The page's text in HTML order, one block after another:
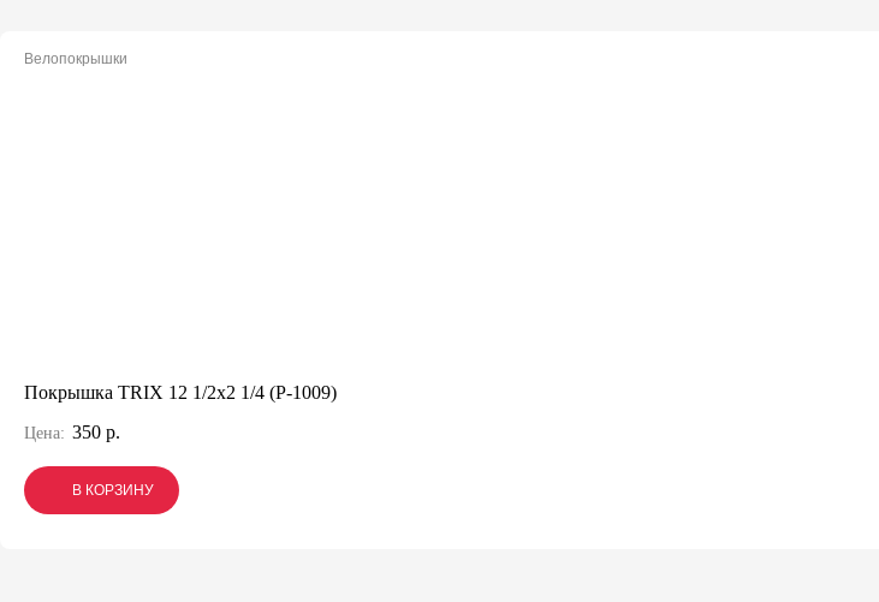
Велопокрышки
Покрышка TRIX 12 1/2x2 1/4 (P-1009)
Цена: 350 р.
В КОРЗИНУ
В КОРЗИНУ
В КОРЗИНУ